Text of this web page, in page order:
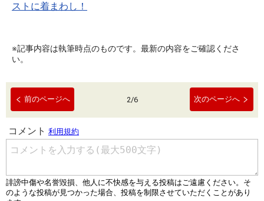
ストに着まわし！
※記事内容は執筆時点のものです。最新の内容をご確認くださ
い。
前のページへ 2/6 次のページへ